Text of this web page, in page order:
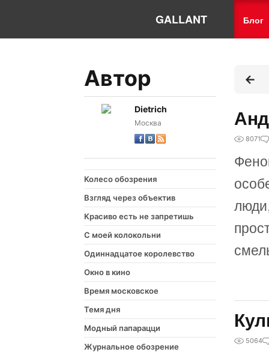
GALLANT Блог
Автор
Dietrich
Москва
Колесо обозрения
Взгляд через объектив
Красиво есть не запретишь
С моей колокольни
Одиннадцатое королевство
Окно в кино
Время московское
Темя дня
Модный папарацци
Журнальное обозрение
8071
5064